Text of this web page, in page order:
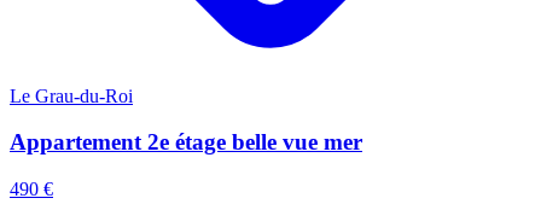
Le Grau-du-Roi
Appartement 2e étage belle vue mer
490 €